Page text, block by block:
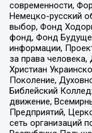
современности,
Немецко-русский
выбор, Фонд
фонд, Фонд
информации,
за права человека,
Христиан
Поколение,
Библейский
движение,
Предприятий,
сеть организаций